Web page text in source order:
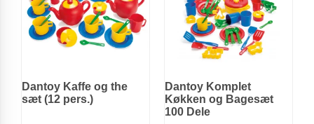
Dantoy Kaffe og the
sæt (12 pers.)
Dantoy Komplet
Køkken og Bagesæt
100 Dele